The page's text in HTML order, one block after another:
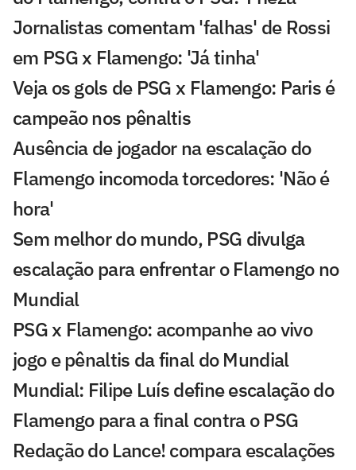
Jornalistas comentam 'falhas' de Rossi
em PSG x Flamengo: 'Já tinha'
Veja os gols de PSG x Flamengo: Paris é
campeão nos pênaltis
Ausência de jogador na escalação do
Flamengo incomoda torcedores: 'Não é
hora'
Sem melhor do mundo, PSG divulga
escalação para enfrentar o Flamengo no
Mundial
PSG x Flamengo: acompanhe ao vivo
jogo e pênaltis da final do Mundial
Mundial: Filipe Luís define escalação do
Flamengo para a final contra o PSG
Redação do Lance! compara escalações